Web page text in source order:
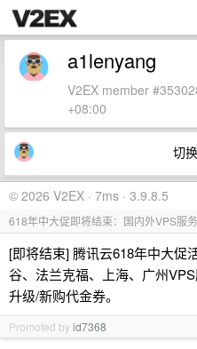
a1lenyang
V2EX member
+08:00
切
© 2026 V2EX · 7ms · 3.9.8.5
618年中大促即将结束：国内外VPS服
[即将结束] 腾讯云618年中大促
谷、法兰克福、上海、广州
升级/新购代金券。
Promoted byid7368